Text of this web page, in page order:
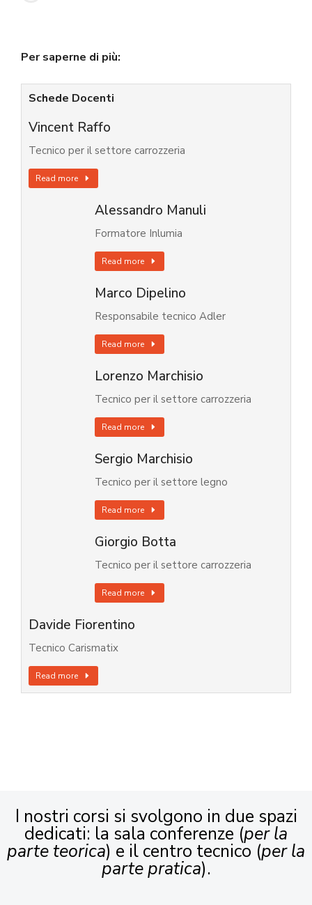
Per saperne di più:
Schede Docenti
Vincent Raffo
Tecnico per il settore carrozzeria
Read more
Alessandro Manuli
Formatore Inlumia
Read more
Marco Dipelino
Responsabile tecnico Adler
Read more
Lorenzo Marchisio
Tecnico per il settore carrozzeria
Read more
Sergio Marchisio
Tecnico per il settore legno
Read more
Giorgio Botta
Tecnico per il settore carrozzeria
Read more
Davide Fiorentino
Tecnico Carismatix
Read more
I nostri corsi si svolgono in due spazi
dedicati: la sala conferenze (per la
parte teorica) e il centro tecnico (per la
parte pratica).